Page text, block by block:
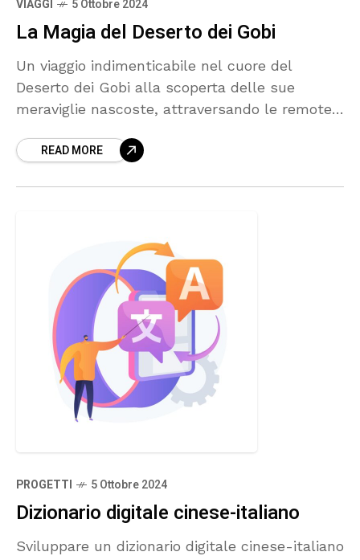
VIAGGI 5 Ottobre 2024
La Magia del Deserto dei Gobi
Un viaggio indimenticabile nel cuore del
Deserto dei Gobi alla scoperta delle sue
meraviglie nascoste, attraversando le remote
READ MORE
PROGETTI 5 Ottobre 2024
Dizionario digitale cinese-italiano
Sviluppare un dizionario digitale cinese-italiano